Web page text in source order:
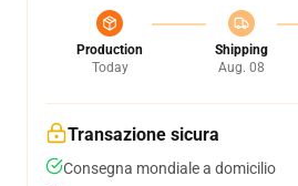
Production
Today
Shipping
Aug. 08
Transazione sicura
Consegna mondiale a domicilio